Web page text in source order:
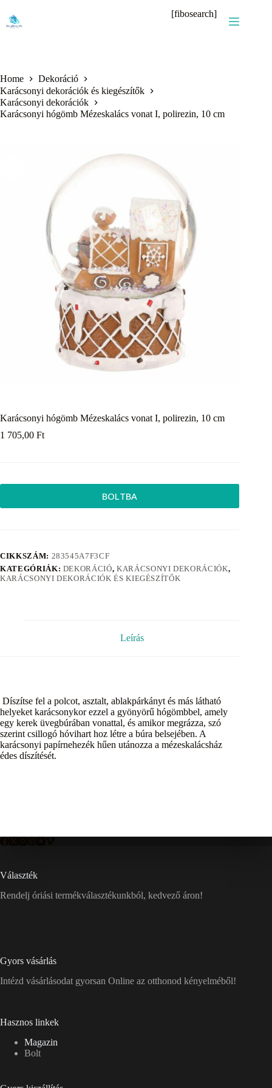
content
[fibosearch]
Home
Dekoráció
Karácsonyi dekorációk és kiegészítők
Karácsonyi dekorációk
Karácsonyi hógömb Mézeskalács vonat I, polirezin, 10 cm
Karácsonyi hógömb Mézeskalács vonat I, polirezin, 10 cm
1 705,00 Ft
BOLTBA
CIKKSZÁM: 283545A7F3CF
KATEGÓRIÁK: DEKORÁCIÓ, KARÁCSONYI DEKORÁCIÓK,
KARÁCSONYI DEKORÁCIÓK ÉS KIEGÉSZÍTŐK
Leírás
Díszítse fel a polcot, asztalt, ablakpárkányt és más látható
helyeket karácsonykor ezzel a gyönyörű hógömbbel, amely
egy kerek üvegbúrában vonattal, és amikor megrázza, szó
szerint csillogó hóvihart hoz létre a búra belsejében. A
karácsonyi papírnehezék hűen utánozza a mézeskalácsház
édes díszítését.
Választék
Rendelj óriási termékválasztékunkból, kedvező áron!
Gyors vásárlás
Intézd vásárlásodat gyorsan Online az otthonod kényelméből!
Hasznos linkek
Magazin
Bolt